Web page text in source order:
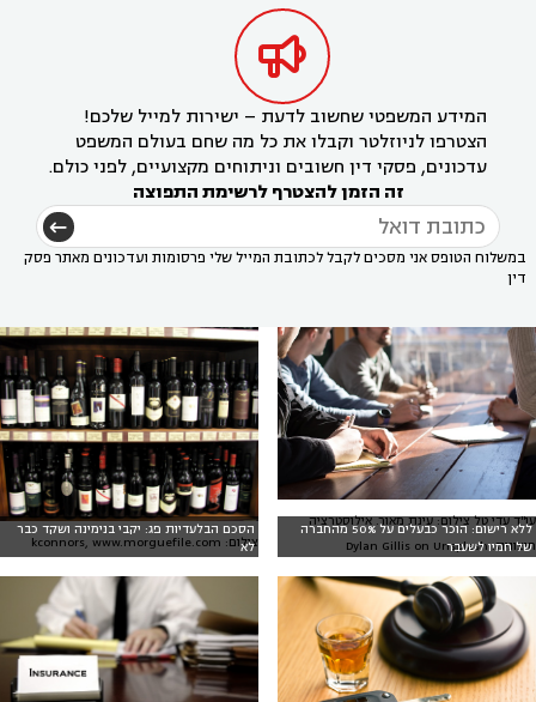

המידע המשפטי שחשוב לדעת – ישירות למייל שלכם!
הצטרפו לניוזלטר וקבלו את כל מה שחם בעולם המשפט
עדכונים, פסקי דין חשובים וניתוחים מקצועיים, לפני כולם.
זה הזמן להצטרף לרשימת התפוצה
במשלוח הטופס אני מסכים לקבל לכתובת המייל שלי פרסומות ועדכונים מאתר פסק
דין
ללא רישום: הוכר כבעלים על 50% מהחברה
של חמיו לשעבר
עו"ד עדי טל צילום: עינת מאור. אילוסטרציה
חיצונית: Dylan Gillis on Unsplash
הסכם הבלעדיות פג: יקבי בנימינה ושקד כבר
לא
צילום: kconnors, www.morguefile.com